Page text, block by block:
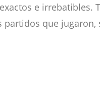
e irrebatibles.
partidos que jugaron,